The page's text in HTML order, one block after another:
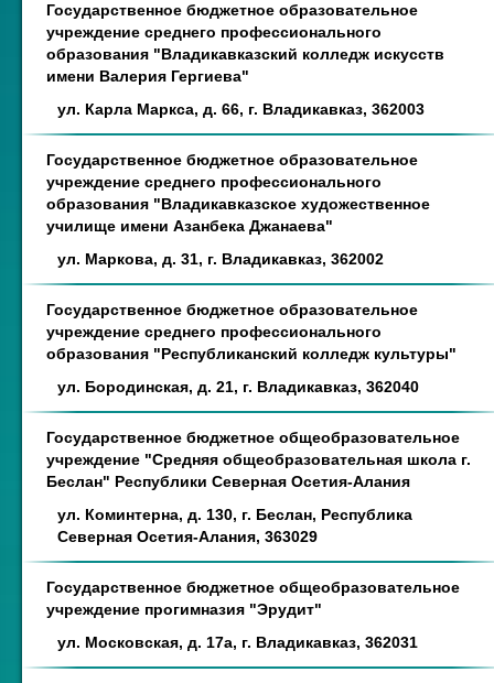
Государственное бюджетное образовательное
учреждение среднего профессионального
образования "Владикавказский колледж искусств
имени Валерия Гергиева"
ул. Карла Маркса, д. 66, г. Владикавказ, 362003
Государственное бюджетное образовательное
учреждение среднего профессионального
образования "Владикавказское художественное
училище имени Азанбека Джанаева"
ул. Маркова, д. 31, г. Владикавказ, 362002
Государственное бюджетное образовательное
учреждение среднего профессионального
образования "Республиканский колледж культуры"
ул. Бородинская, д. 21, г. Владикавказ, 362040
Государственное бюджетное общеобразовательное
учреждение "Средняя общеобразовательная школа г.
Беслан" Республики Северная Осетия-Алания
ул. Коминтерна, д. 130, г. Беслан, Республика
Северная Осетия-Алания, 363029
Государственное бюджетное общеобразовательное
учреждение прогимназия "Эрудит"
ул. Московская, д. 17а, г. Владикавказ, 362031